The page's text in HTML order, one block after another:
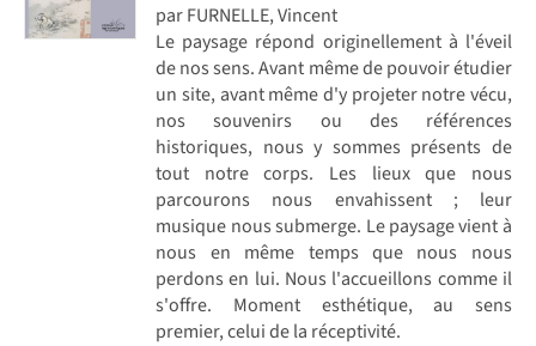
par FURNELLE, Vincent
Le paysage répond originellement à l'éveil
de nos sens. Avant même de pouvoir étudier
un site, avant même d'y projeter notre vécu,
nos souvenirs ou des références
historiques, nous y sommes présents de
tout notre corps. Les lieux que nous
parcourons nous envahissent ; leur
musique nous submerge. Le paysage vient à
nous en même temps que nous nous
perdons en lui. Nous l'accueillons comme il
s'offre. Moment esthétique, au sens
premier, celui de la réceptivité.